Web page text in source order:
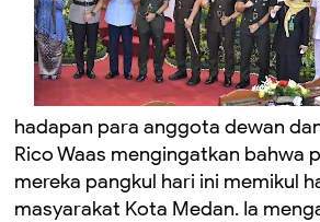
hadapan para anggota dewan
Rico Waas mengingatkan bahwa
mereka pangkul hari ini memikul
masyarakat Kota Medan. Ia